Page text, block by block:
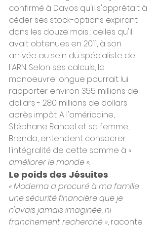
confirmé à Davos qu'il s'apprêtait à
céder ses stock-options expirant
dans les douze mois : celles qu'il
avait obtenues en 2011, à son
arrivée au sein du spécialiste de
l'ARN. Selon ses calculs, la
manoeuvre longue pourrait lui
rapporter environ 355 millions de
dollars - 280 millions de dollars
après impôt. A l'américaine,
Stéphane Bancel et sa femme,
Brenda, entendent consacrer
l'intégralité de cette somme à «
améliorer le monde ».
Le poids des Jésuites
« Moderna a procuré à ma famille
une sécurité financière que je
n'avais jamais imaginée, ni
franchement recherché », raconte